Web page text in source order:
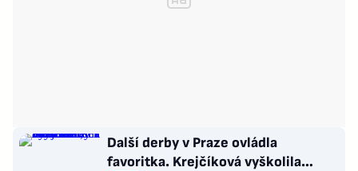
Další derby v Praze ovládla
favoritka. Krejčíková vyškolila